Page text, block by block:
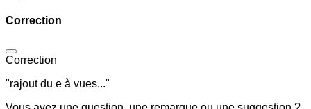
Correction
Correction
"rajout du e à vues..."